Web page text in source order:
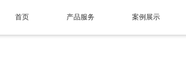
首页 产品服务 案例展示